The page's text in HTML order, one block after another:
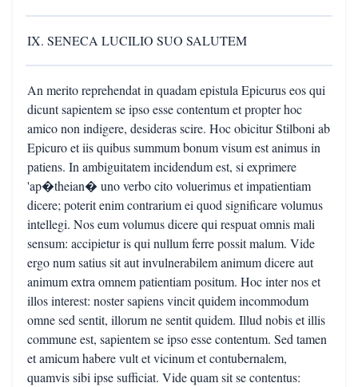
IX. SENECA LUCILIO SUO SALUTEM
An merito reprehendat in quadam epistula Epicurus eos qui
dicunt sapientem se ipso esse contentum et propter hoc
amico non indigere, desideras scire. Hoc obicitur Stilboni ab
Epicuro et iis quibus summum bonum visum est animus in
patiens. In ambiguitatem incidendum est, si exprimere
'ap�theian� uno verbo cito voluerimus et impatientiam
dicere; poterit enim contrarium ei quod significare volumus
intellegi. Nos eum volumus dicere qui respuat omnis mali
sensum: accipietur is qui nullum ferre possit malum. Vide
ergo num satius sit aut invulnerabilem animum dicere aut
animum extra omnem patientiam positum. Hoc inter nos et
illos interest: noster sapiens vincit quidem incommodum
omne sed sentit, illorum ne sentit quidem. Illud nobis et illis
commune est, sapientem se ipso esse contentum. Sed tamen
et amicum habere vult et vicinum et contubernalem,
quamvis sibi ipse sufficiat. Vide quam sit se contentus: